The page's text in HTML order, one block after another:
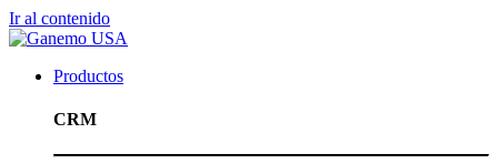
Ir al contenido
Productos
CRM